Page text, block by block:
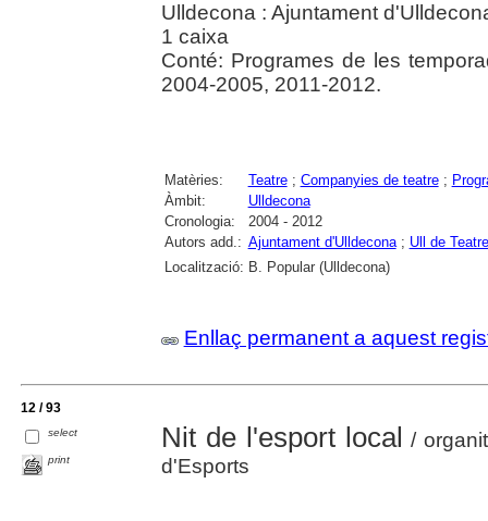
Ulldecona : Ajuntament
1 caixa
Conté: Programes de les
2004-2005, 2011-2012.
Matèries: Teatre; Companyies de teatre;
Àmbit:
Ulldecona
Cronologia:
2004 - 2012
Autors add.: Ajuntament d'Ulldecona; Ull de
Localització: B. Popular (Ulldecona)
Enllaç permanent a aquest
12 / 93
select
print
Nit de l'esport local /
d'Esports